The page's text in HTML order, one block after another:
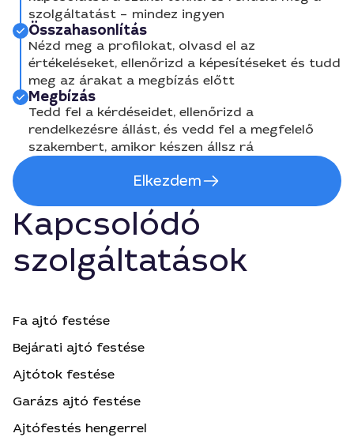
szolgáltatást – mindez ingyen
Összahasonlítás
Nézd meg a profilokat, olvasd el az
értékeléseket, ellenőrizd a képesítéseket és tudd
meg az árakat a megbízás előtt
Megbízás
Tedd fel a kérdéseidet, ellenőrizd a
rendelkezésre állást, és vedd fel a megfelelő
szakembert, amikor készen állsz rá
Elkezdem
Kapcsolódó
szolgáltatások
Fa ajtó festése
Bejárati ajtó festése
Ajtótok festése
Garázs ajtó festése
Ajtófestés hengerrel